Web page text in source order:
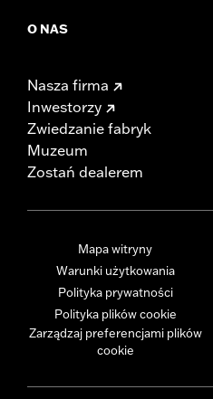
O NAS
Nasza firma
Inwestorzy
Zwiedzanie fabryk
Muzeum
Zostań dealerem
Mapa witryny
Warunki użytkowania
Polityka prywatności
Polityka plików cookie
Zarządzaj preferencjami plików
cookie